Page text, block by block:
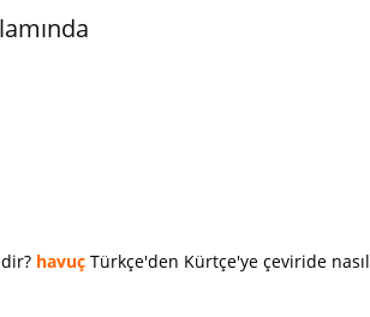
havuç Türkçe'den Kürtçe'ye çeviride nasıl